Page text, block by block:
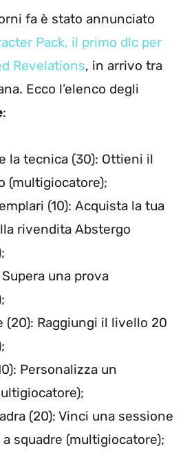
fa è stato annunciato
Pack, il primo dlc per
Revelations, in arrivo tra
Ecco l’elenco degli
:
la tecnica (30): Ottieni il
(multigiocatore);
(10): Acquista la tua
rivendita Abstergo
Supera una prova
(20): Raggiungi il livello 20
Personalizza un
(20): Vinci una sessione
squadre (multigiocatore);